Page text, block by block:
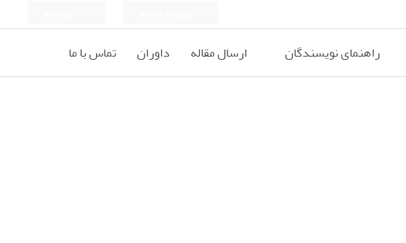
راهنمای نویسندگان ارسال مقاله داوران تماس با ما